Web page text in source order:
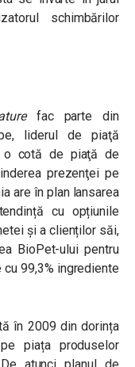
schimbărilor
fac parte din
liderul de piaţă
o cotă de piaţă de
prezenţei pe
are în plan lansarea
cu opțiunile
și a clienților săi,
BioPet-ului pentru
99,3% ingrediente
în 2009 din dorința
piața produselor